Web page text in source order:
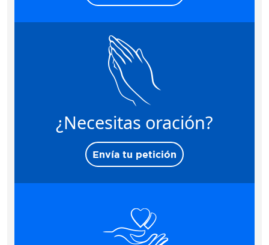
¿Necesitas oración?
Envía tu petición